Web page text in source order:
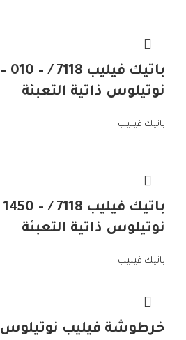
نوتيلوس ذاتية التعبئة
باتيك فيليب
نوتيلوس ذاتية التعبئة
باتيك فيليب
خرطوشة فيليب نوتيلوس 7010r-013